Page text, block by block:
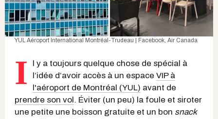
YUL Aéroport International Montréal-Trudeau | Facebook, Air Canada
I
l y a toujours quelque chose de spécial à
l’idée d’avoir accès à un espace VIP à
l'aéroport de Montréal (YUL) avant de
prendre son vol . Éviter (un peu) la foule et siroter
une petite une boisson gratuite et un bon snack